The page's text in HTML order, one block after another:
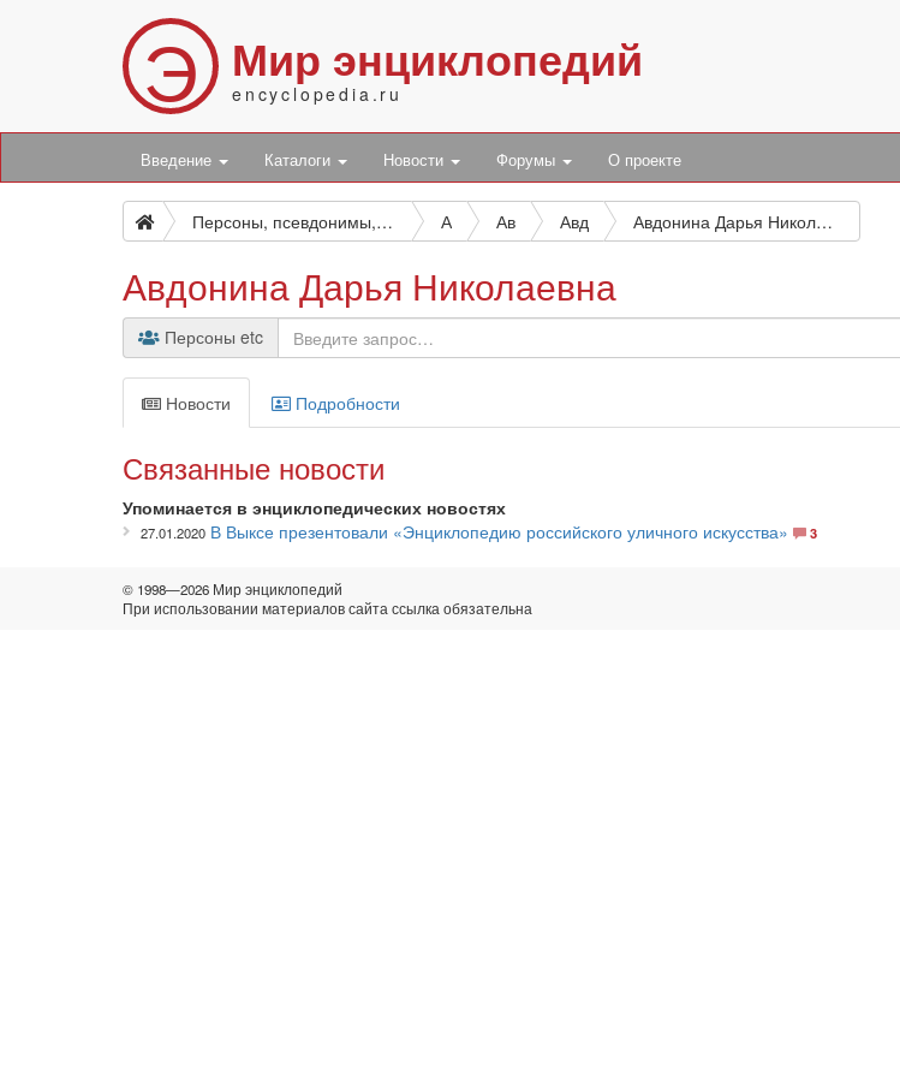
Э Мир энциклопедий
encyclopedia.ru
Введение Каталоги Новости Форумы О проекте
Персоны, псевдонимы, персонажи и боты А Ав Авд Авдонина Дарья Николаевна
Авдонина Дарья Николаевна
Персоны etc
Новости Подробности
Связанные новости
Упоминается в энциклопедических новостях
27.01.2020 В Выксе презентовали «Энциклопедию российского уличного искусства» 3
© 1998—2026 Мир энциклопедий
При использовании материалов сайта ссылка обязательна